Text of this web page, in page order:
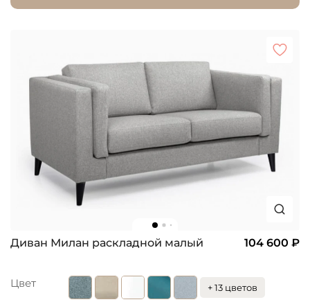
Диван Милан раскладной малый 104 600 ₽
Цвет + 13 цветов